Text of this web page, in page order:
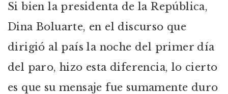
Si bien la presidenta de la República,
Dina Boluarte, en el discurso que
dirigió al país la noche del primer día
del paro, hizo esta diferencia, lo cierto
es que su mensaje fue sumamente duro